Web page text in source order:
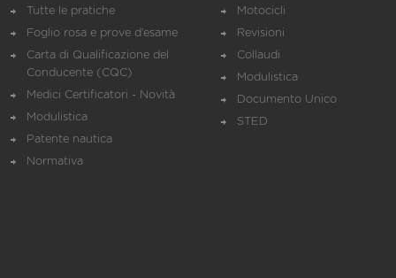
Tutte le pratiche
Foglio rosa e prove d’esame
Carta di Qualificazione del
Conducente (CQC)
Medici Certificatori - Novità
Modulistica
Patente nautica
Normativa
Motocicli
Revisioni
Collaudi
Modulistica
Documento Unico
STED